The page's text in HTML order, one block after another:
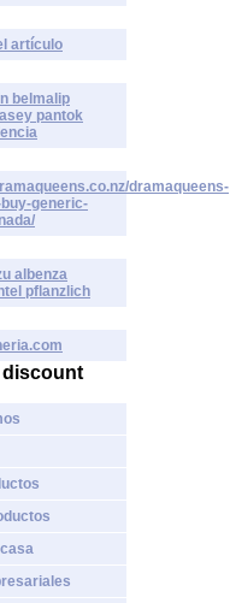
artículo
belmalip
pantok
dramaqueens-
generic-
albenza
pflanzlich
discount